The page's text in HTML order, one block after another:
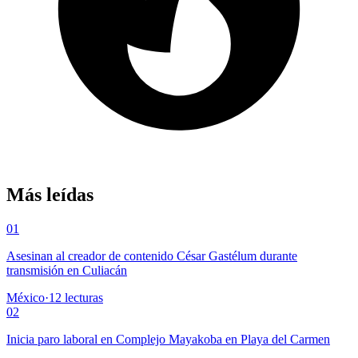
Más leídas
01
Asesinan al creador de contenido César Gastélum durante
transmisión en Culiacán
México·12 lecturas
02
Inicia paro laboral en Complejo Mayakoba en Playa del Carmen